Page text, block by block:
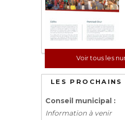
Voir tous les
LES PROCHAINS
Conseil municipal :
Information à venir